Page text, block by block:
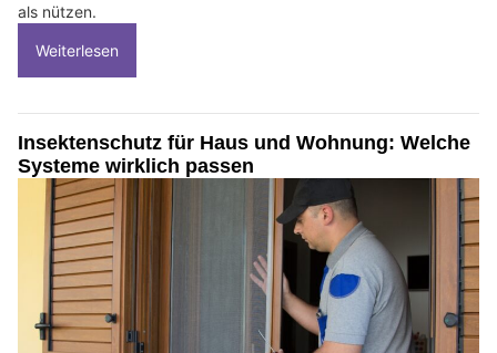
als nützen.
Weiterlesen
Insektenschutz für Haus und Wohnung: Welche
Systeme wirklich passen